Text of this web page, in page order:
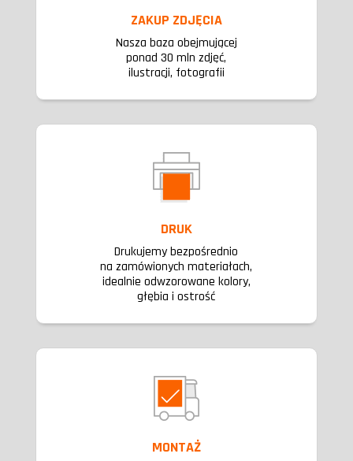
ZAKUP ZDJĘCIA
Nasza baza obejmującej
ponad 30 mln zdjęć,
ilustracji, fotografii
DRUK
Drukujemy bezpośrednio
na zamówionych materiałach,
idealnie odwzorowane kolory,
głębia i ostrość
MONTAŻ